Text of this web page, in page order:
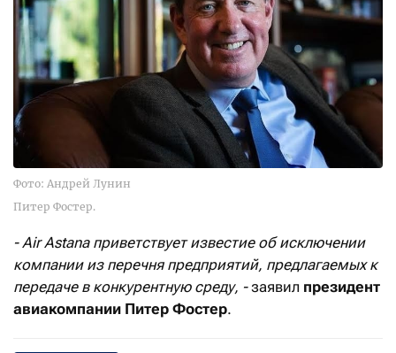
Фото: Андрей Лунин
Питер Фостер.
- Air Astana приветствует известие об исключении
компании из перечня предприятий, предлагаемых к
передаче в конкурентную среду, -заявил президент
авиакомпании Питер Фостер.